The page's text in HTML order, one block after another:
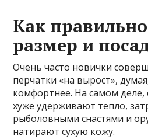
Как
размер и
Очень часто новички
перчатки «на вырост»,
комфортнее. На самом деле,
хуже удерживают тепло,
рыболовными снастями и
натирают сухую кожу.